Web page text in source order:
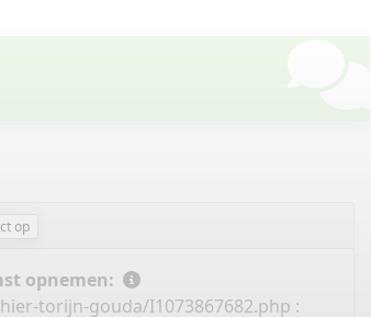
op
opnemen:
torijn-gouda/I1073867682.php :